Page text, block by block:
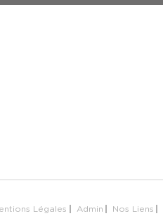
Légales Admin Nos Liens